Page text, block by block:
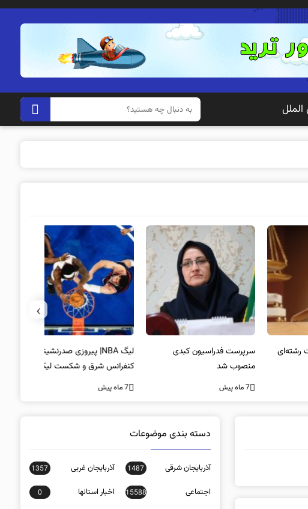
الملل
سرپرست فدراسیون کبدی
منصوب شد
لیگ NBA| پیروزی صدرنشینان
کنفرانس شرق و شکست لیکرز در
غیاب جیمز
›
دسته بندی موضوعات
آذربایجان شرقی 1487 آذربایجان غربی 1357
اجتماعی 15588 اخبار استانها 0